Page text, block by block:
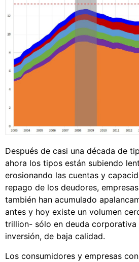
Después de casi una década de
ahora los tipos están subiendo
erosionando las cuentas y
repago de los deudores,
también han acumulado
antes y hoy existe un volumen
trillion- sólo en deuda corporativa
inversión, de baja calidad.
Los consumidores y empresas